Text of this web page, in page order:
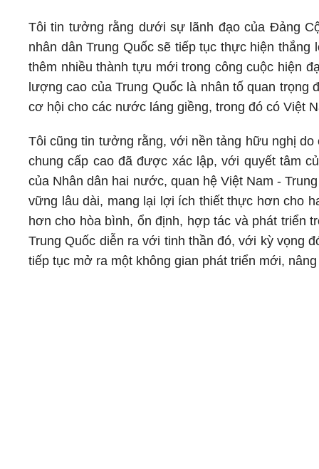
Tôi tin tưởng rằng dưới sự lãnh đạo của Đảng
nhân dân Trung Quốc sẽ tiếp tục thực hiện
thêm nhiều thành tựu mới trong công cuộc hiện
lượng cao của Trung Quốc là nhân tố quan
cơ hội cho các nước láng giềng, trong đó có Việt
Tôi cũng tin tưởng rằng, với nền tảng hữu nghị
chung cấp cao đã được xác lập, với quyết tâm
của Nhân dân hai nước, quan hệ Việt Nam -
vững lâu dài, mang lại lợi ích thiết thực hơn cho
hơn cho hòa bình, ổn định, hợp tác và phát triển
Trung Quốc diễn ra với tinh thần đó, với kỳ vọng
tiếp tục mở ra một không gian phát triển mới,